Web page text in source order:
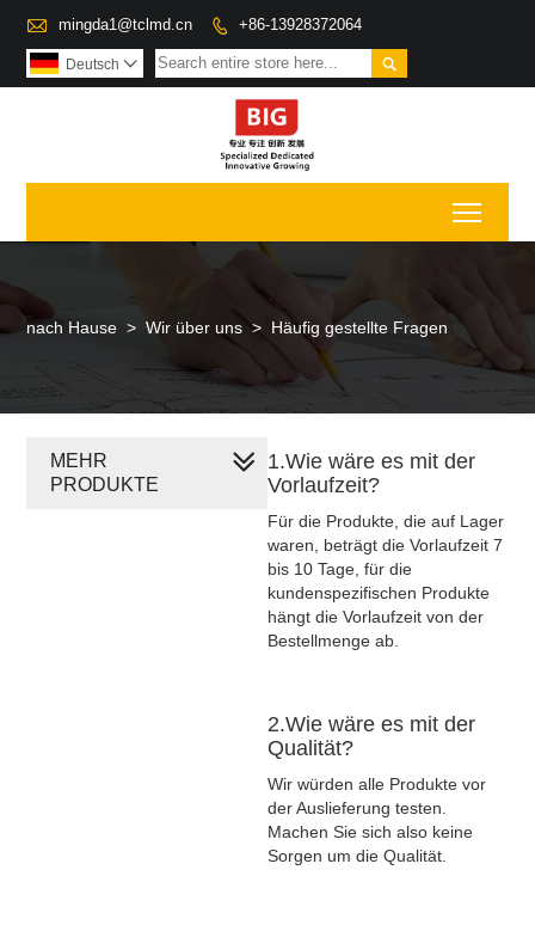
 mingda1@tclmd.cn  +86-13928372064

Deutsch 
nach Hause > Wir über uns > Häufig gestellte Fragen
1.Wie wäre es mit der
Vorlaufzeit?
Für die Produkte, die auf Lager
waren, beträgt die Vorlaufzeit 7
bis 10 Tage, für die
kundenspezifischen Produkte
hängt die Vorlaufzeit von der
Bestellmenge ab.
2.Wie wäre es mit der
Qualität?
Wir würden alle Produkte vor
der Auslieferung testen.
Machen Sie sich also keine
Sorgen um die Qualität.
MEHR
PRODUKTE